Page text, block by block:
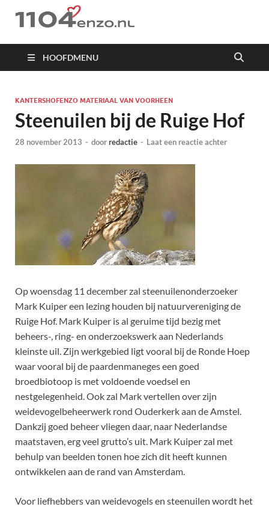
1104 en zo
HOOFDMENU
KANTERSHOFENZO MATERIAAL VAN VOORHEEN
Steenuilen bij de Ruige Hof
28 november 2013 - doorredactie - Laat een reactie achter
Op woensdag 11 december zal steenuilenonderzoeker
Mark Kuiper een lezing houden bij natuurvereniging de
Ruige Hof. Mark Kuiper is al geruime tijd bezig met
beheers-, ring- en onderzoekswerk aan Nederlands
kleinste uil. Zijn werkgebied ligt vooral bij de Ronde Hoep
waar vooral bij de paardenmaneges een goed
broedbiotoop is met voldoende voedsel en
nestgelegenheid. Ook zal Mark vertellen over zijn
weidevogelbeheerwerk rond Ouderkerk aan de Amstel.
Dankzij goed beheer vliegen daar, naar Nederlandse
maatstaven, erg veel grutto’s uit. Mark Kuiper zal met
behulp van beelden tonen hoe zich dit heeft kunnen
ontwikkelen aan de rand van Amsterdam.
Voor liefhebbers van weidevogels en steenuilen wordt het